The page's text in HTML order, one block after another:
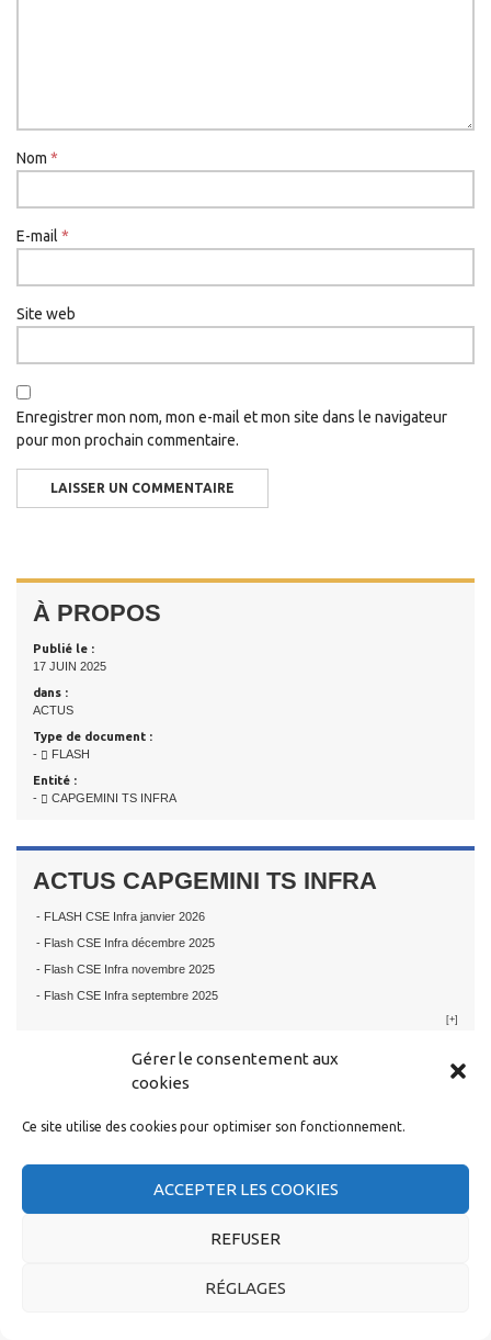
Gérer le consentement aux
cookies
Ce site utilise des cookies pour optimiser son fonctionnement.
ACCEPTER LES COOKIES
REFUSER
RÉGLAGES
Nom *
E-mail *
Site web
Enregistrer mon nom, mon e-mail et mon site dans le navigateur
pour mon prochain commentaire.
À PROPOS
Publié le :
17 JUIN 2025
dans :
ACTUS
Type de document :
-
FLASH
Entité :
-
CAPGEMINI TS INFRA
ACTUS CAPGEMINI TS INFRA
- FLASH CSE Infra janvier 2026
- Flash CSE Infra décembre 2025
- Flash CSE Infra novembre 2025
- Flash CSE Infra septembre 2025
[+]
RESTER EN CONTACT